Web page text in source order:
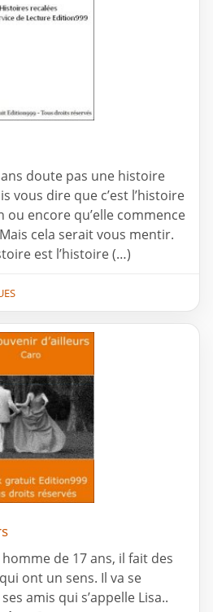
doute pas une histoire
vous dire que c’est l’histoire
ou encore qu’elle commence
cela serait vous mentir.
est l’histoire (…)
de 17 ans, il fait des
ont un sens. Il va se
amis qui s’appelle Lisa..